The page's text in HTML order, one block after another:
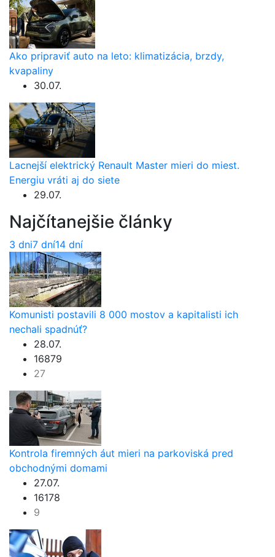
Ako pripraviť auto na leto: klimatizácia, brzdy,
kvapaliny
30.07.
Lacnejší elektrický Renault Master mieri do miest.
Energiu vráti aj do siete
29.07.
Najčítanejšie články
3 dni7 dní14 dní
Komunisti postavili 8 000 mostov a kapitalisti ich
nechali spadnúť?
28.07.
16879
27
Kontrola firemných áut mieri na parkoviská pred
obchodnými domami
27.07.
16178
9